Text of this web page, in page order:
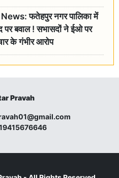
फतेहपुर नगर पालिका में
पर बवाल ! सभासदों ने ईओ पर
के गंभीर आरोप
Pravah